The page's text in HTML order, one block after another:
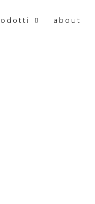
about
100X170